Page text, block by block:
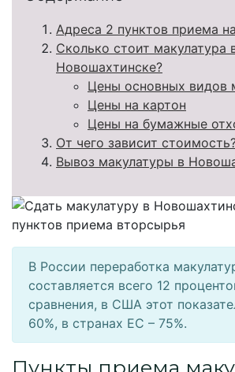
Адреса 2 пунктов приема
Сколько стоит макулатура
Новошахтинске?
Цены основных видов
Цены на картон
Цены на бумажные
От чего зависит
Вывоз макулатуры в
В России переработка
составляется всего 12
сравнения, в США этот
60%, в странах ЕС – 75%.
Пункты приема